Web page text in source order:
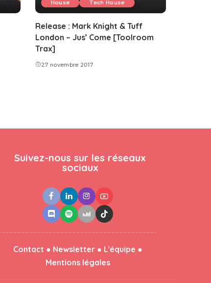
House Tech House
Release : Mark Knight & Tuff
London – Jus’ Come [Toolroom
Trax]
27 novembre 2017
Suivez-nous sur les réseaux
sociaux
Contact ● Newsletter ● L'équipe ●
Mentions légales